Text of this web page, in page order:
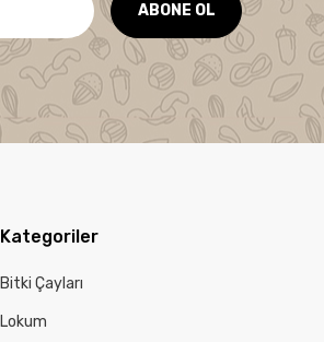
ABONE OL
Kategoriler
Bitki Çayları
Lokum